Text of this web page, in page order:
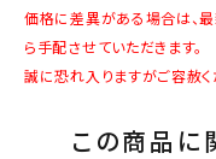
価格に差異がある場合は、
ら手配させていただきます。
誠に恐れ入りますがご容赦く
この商品に